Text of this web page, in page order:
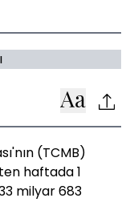
(TCMB)
haftada 1
milyar 683